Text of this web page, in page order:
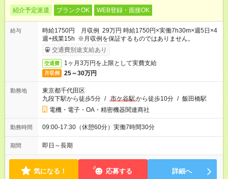
紹介予定派遣 ブランクOK WEB登録・面接OK
給与
時給1750円 月収例 29万円 時給1750円×実働7h30m×週5日×4
週+残業15h ※月収例を保証するものではありません。
交通費別途支給あり
交通費 1ヶ月3万円を上限として実費支給
月収例 25～30万円
勤務地
東京都千代田区
九段下駅から徒歩5分 / 市ケ谷駅から徒歩10分 / 飯田橋駅
電機・電子・OA・精密機器関連商社
勤務時間 09:00-17:30（休憩60分）実働7時間30分
期間 即日～長期
気になる！ 応募する 詳細へ